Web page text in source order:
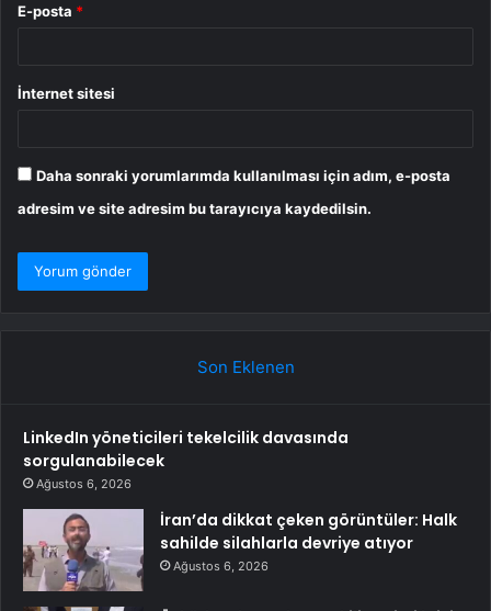
E-posta *
İnternet sitesi
Daha sonraki yorumlarımda kullanılması için adım, e-posta
adresim ve site adresim bu tarayıcıya kaydedilsin.
Son Eklenen
LinkedIn yöneticileri tekelcilik davasında
sorgulanabilecek
Ağustos 6, 2026
İran’da dikkat çeken görüntüler: Halk
sahilde silahlarla devriye atıyor
Ağustos 6, 2026